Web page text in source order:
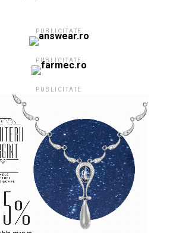
PUBLICITATE
PUBLICITATE
PUBLICITATE